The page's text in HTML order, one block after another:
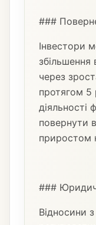
###
Інвестори
збільшення
через
протягом 5
діяльності
повернути
приростом
###
Відносини